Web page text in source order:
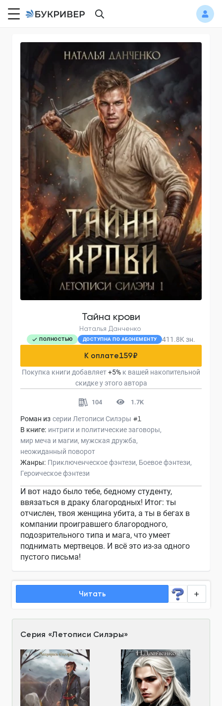
Тайна крови
Наталья Данченко
ПОЛНОСТЬЮ ДОСТУПНА ПО АБОНЕМЕНТУ 411.8K зн.
К оплате159₽
Покупка книги добавляет+5% к вашей накопительной
скидке у этого автора
104 1.7K
Роман из серии Летописи Силэры #1
В книге: интриги и политические заговоры
мир меча и магии мужская дружба
неожиданный поворот
Жанры: Приключенческое фэнтези Боевое фэнтези
Героическое фэнтези
И вот надо было тебе, бедному студенту,
ввязаться в драку благородных! Итог: ты
отчислен, твоя женщина убита, а ты в бегах в
компании проигравшего благородного,
подозрительного типа и мага, что умеет
поднимать мертвецов. И всё это из-за одного
пустого письма!
Читать
Серия «Летописи Силэры»